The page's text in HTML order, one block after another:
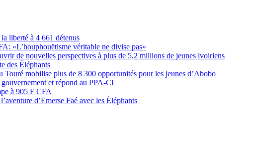
liberté à 4 661 détenus
«L’houphouëtisme véritable ne divise pas»
de nouvelles perspectives à plus de 5,2 millions de jeunes ivoiriens
des Éléphants
mobilise plus de 8 300 opportunités pour les jeunes d’Abobo
et répond au PPA-CI
à 905 F CFA
d’Emerse Faé avec les Éléphants